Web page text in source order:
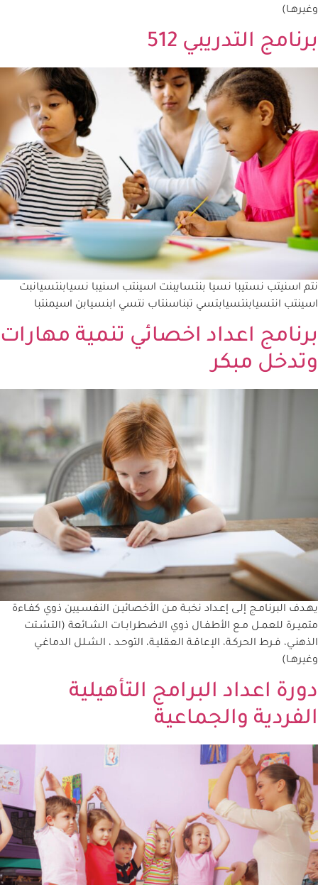
وغيرهـا)
برنامج التدريبي 512​
نتم اسنيتب نستيبا نسيا بنتسايبنت اسينتب اسنيبا نسيابنتسيانبت
اسينتب انتسيابنتسيابتسي تبناسنتاب نتسي ابنسيابن اسيمنتبا
برنامج اعداد اخصائي تنمية مهارات
وتدخل مبكر​​
يهـدف البرنامـج إلـى إعـداد نخبـة مـن الأخصائيـن النفسـيين ذوي كفـاءة
متميـرة للعمـل مـع الأطفـال ذوي الاضطرابـات الشـائعة (التشـتت
الذهنـي، فـرط الحركـة، الإعاقـة العقليـة، التوحـد ، الشـلل الدماغـي
وغيرهـا)
دورة اعداد البرامج التأهيلية
الفردية والجماعية